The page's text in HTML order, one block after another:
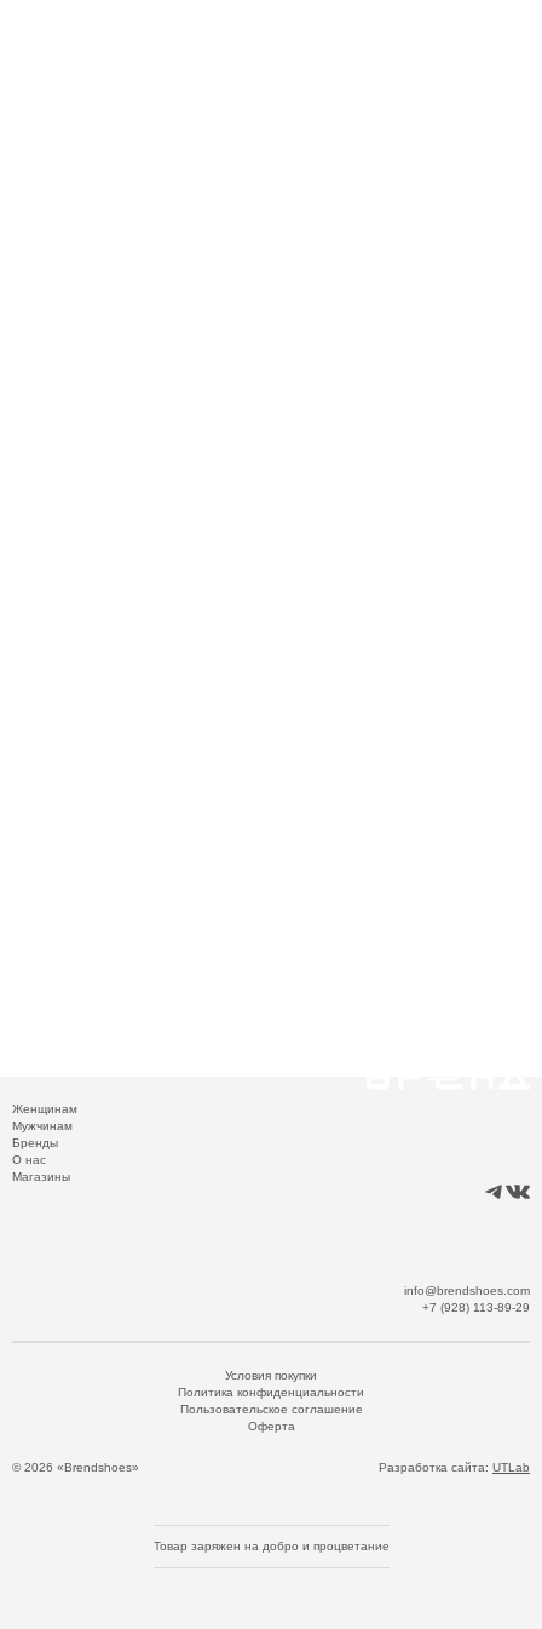
Женщинам
Мужчинам
Бренды
О нас
Магазины
info@brendshoes.com
+7 (928) 113-89-29
© 2026 «Brendshoes»
Условия покупки
Политика конфиденциальности
Пользовательское соглашение
Оферта
Разработка сайта: UTLab
Товар заряжен на добро и процветание